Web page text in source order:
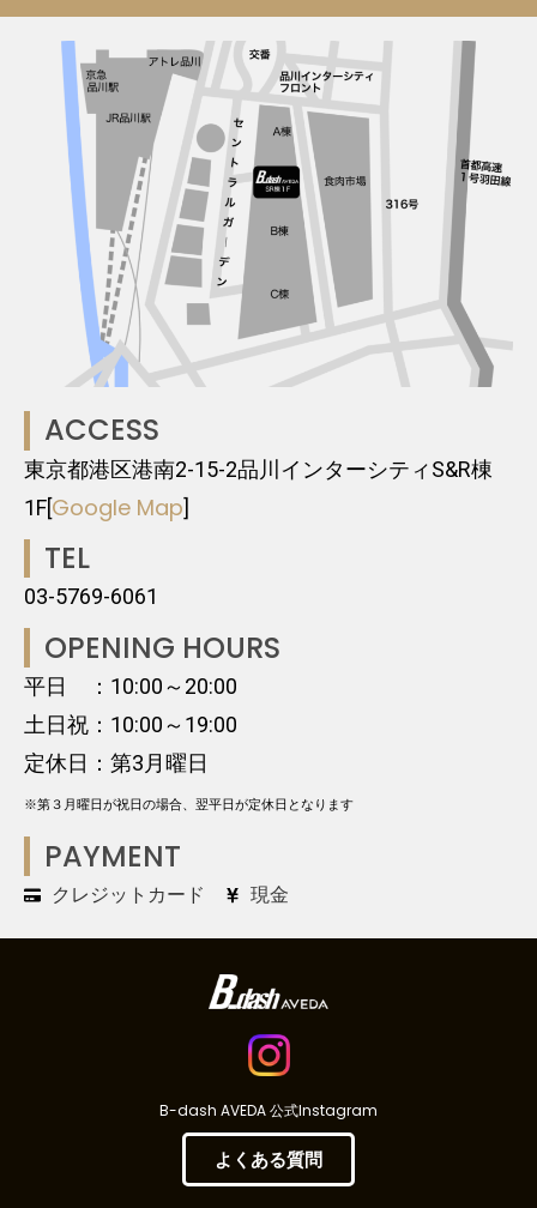
ACCESS
東京都港区港南2-15-2品川インターシティS&R棟
1F[Google Map]
TEL
03-5769-6061
OPENING HOURS
平日 ：10:00～20:00
土日祝：10:00～19:00
定休日：第3月曜日
※第３月曜日が祝日の場合、翌平日が定休日となります
PAYMENT
クレジットカード 現金
B-dash AVEDA 公式Instagram
よくある質問